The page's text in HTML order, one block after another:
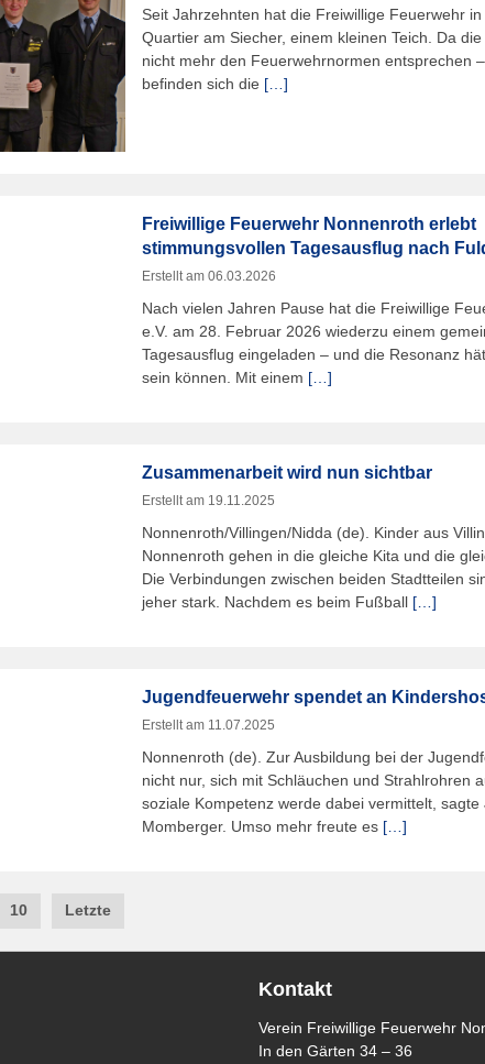
Seit Jahrzehnten hat die Freiwillige Feuerwehr
Quartier am Siecher, einem kleinen Teich. Da
nicht mehr den Feuerwehrnormen entsprechen
befinden sich die […]
Freiwillige Feuerwehr Nonnenroth erlebt
stimmungsvollen Tagesausflug nach
Erstellt am 06.03.2026
Nach vielen Jahren Pause hat die Freiwillige
e.V. am 28. Februar 2026 wiederzu einem
Tagesausflug eingeladen – und die Resonanz
sein können. Mit einem […]
Zusammenarbeit wird nun sichtbar
Erstellt am 19.11.2025
Nonnenroth/Villingen/Nidda (de). Kinder aus
Nonnenroth gehen in die gleiche Kita und die
Die Verbindungen zwischen beiden Stadtteilen
jeher stark. Nachdem es beim Fußball
[…]
Jugendfeuerwehr spendet an
Erstellt am 11.07.2025
Nonnenroth (de). Zur Ausbildung bei der
nicht nur, sich mit Schläuchen und Strahlrohren
soziale Kompetenz werde dabei vermittelt,
Momberger. Umso mehr freute es […]
10 Letzte
Kontakt
Verein Freiwillige Feuerwehr
In den Gärten 34 – 36